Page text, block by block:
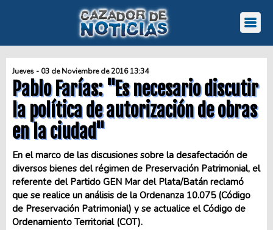
Jueves - 03 de Noviembre de 2016 13:34
Pablo Farías: "Es necesario discutir
la política de autorización de obras
en la ciudad"
En el marco de las discusiones sobre la desafectación de
diversos bienes del régimen de Preservación Patrimonial, el
referente del Partido GEN Mar del Plata/Batán reclamó
que se realice un análisis de la Ordenanza 10.075 (Código
de Preservación Patrimonial) y se actualice el Código de
Ordenamiento Territorial (COT).